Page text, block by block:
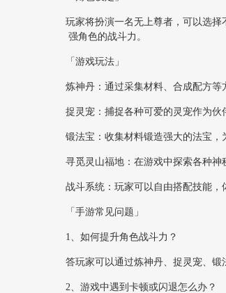
玩家将扮演一名无上尊者，可以选
强角色的战斗力。
「游戏玩法」
炼神丹：通过采集材料、合成配方等
捉灵宠：捕捉各种可爱的灵宠作为伙
锻法宝：收集材料锻造强大的法宝，
寻觅灵山福地：在游戏中探索各种神
战斗系统：玩家可以自由搭配技能，
「手游常见问题」
1、如何提升角色战斗力？
答玩家可以通过炼神丹、捉灵宠、锻
2、游戏中遇到卡顿或闪退怎么办？